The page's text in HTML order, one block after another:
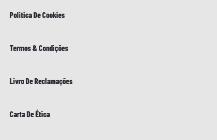
Politica De Cookies
Termos & Condições
Livro De Reclamações
Carta De Ética